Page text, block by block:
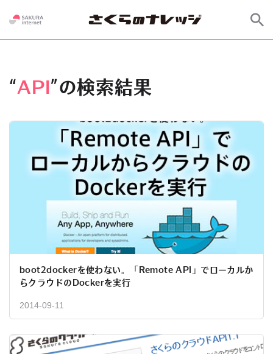
“API ”の検索結果
boot2dockerを使わない。「Remote API」でローカルか
らクラウドのDockerを実行
2014-09-11